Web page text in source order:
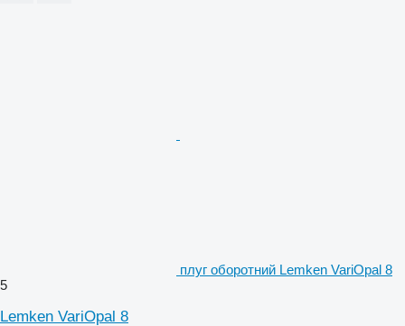
плуг оборотний Lemken VariOpal 8
5
Lemken VariOpal 8